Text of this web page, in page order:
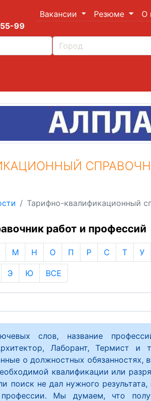
99
Вакансии Резюме О
Тарифно-квалификационный
работ и профессий
М Н О П Р С Т У
Э Ю ВСЕ
слов, название
Лаборант, Термист и
о должностных обязанностях,
квалификации или
поиск не дал нужного
Мы думаем, что